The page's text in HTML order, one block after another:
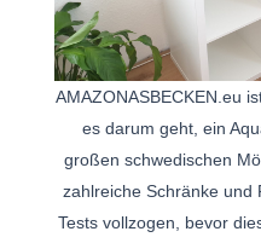
AMAZONASBECKEN.eu
es darum geht, ein
großen schwedischen
zahlreiche Schränke und
Tests vollzogen, bevor